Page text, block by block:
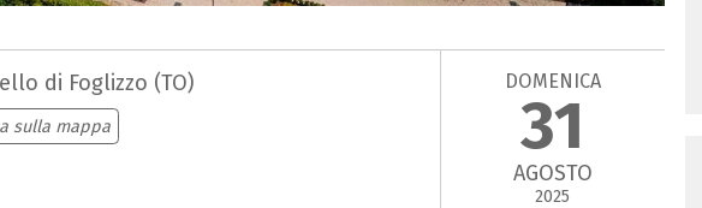
di Foglizzo (TO)
sulla mappa
DOMENICA
31
AGOSTO
2025